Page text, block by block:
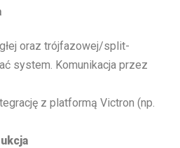
oraz trójfazowej/split-
system. Komunikacja przez
z platformą Victron (np.